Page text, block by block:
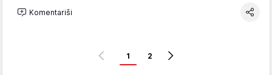
Komentariši
1 2